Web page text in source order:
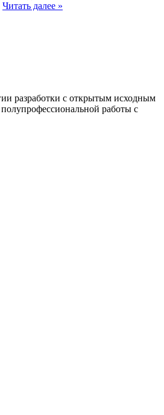
Читать далее »
разработки с открытым исходным
работы с